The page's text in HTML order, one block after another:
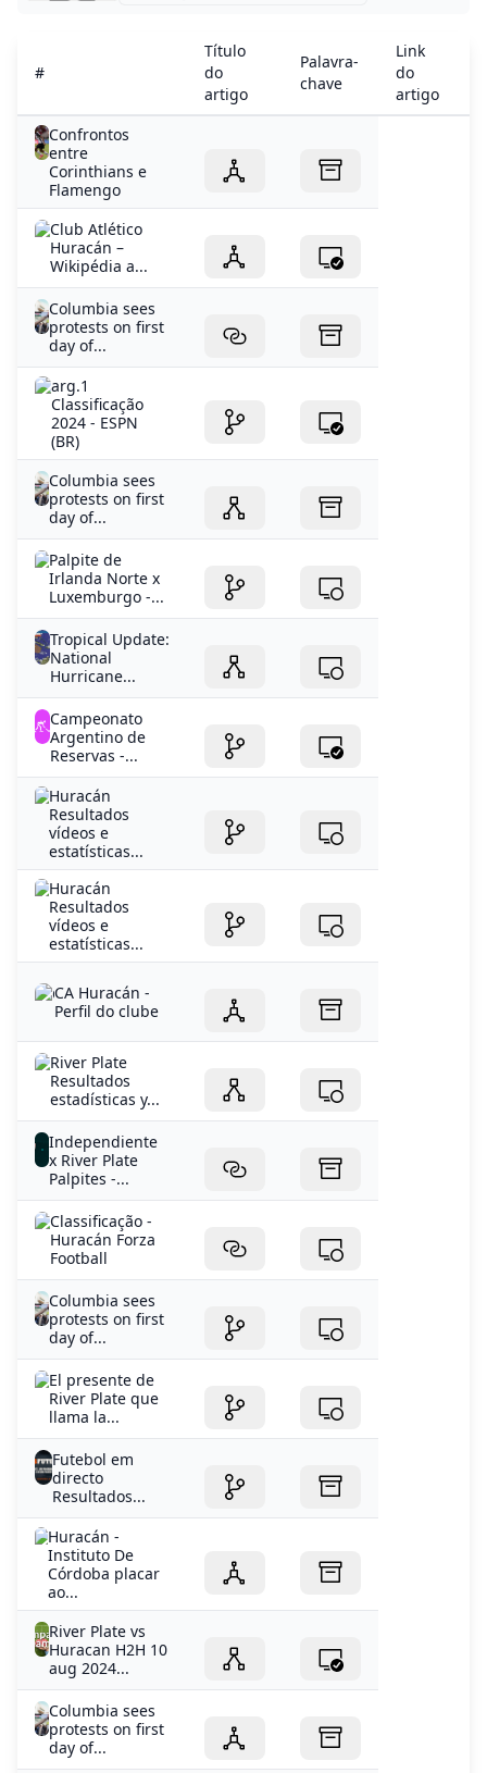
Flamengo
Club Atlético
Huracán –
Wikipédia a...
Columbia sees
protests on first
day of...
arg.1
Classificação
2024 - ESPN
(BR)
Columbia sees
protests on first
day of...
Palpite de
Irlanda Norte x
Luxemburgo -...
Tropical Update:
National
Hurricane...
Campeonato
Argentino de
Reservas -...
Huracán
Resultados
vídeos e
estatísticas...
Huracán
Resultados
vídeos e
CA Huracán -
Perfil do clube
River Plate
Resultados
estadísticas y...
Independiente
x River Plate
Palpites -...
Classificação -
Huracán Forza
Football
Columbia sees
protests on first
day of...
El presente de
River Plate que
llama la...
Futebol em
directo
Resultados...
Huracán -
Instituto De
Córdoba placar
River Plate vs
Huracan H2H 10
aug 2024...
Columbia sees
protests on first
day of...
What goes into
making the
decision to...